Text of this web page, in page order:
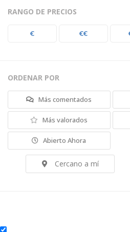
RANGO DE PRECIOS
€ €€
ORDENAR POR
Más comentados
Más valorados
Abierto Ahora
Cercano a mí